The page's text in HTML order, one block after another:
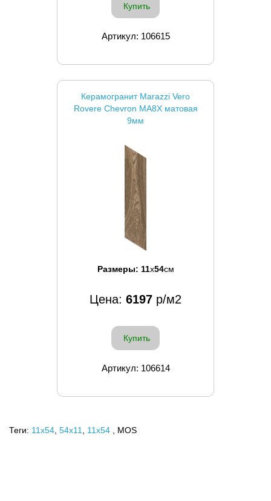
Купить
Артикул: 106615
Керамогранит Marazzi Vero
Rovere Chevron MA8X матовая
9мм
Размеры: 11x54см
Цена: 6197 р/м2
Купить
Артикул: 106614
Теги: 11x54 54х11 11х54 , MOS